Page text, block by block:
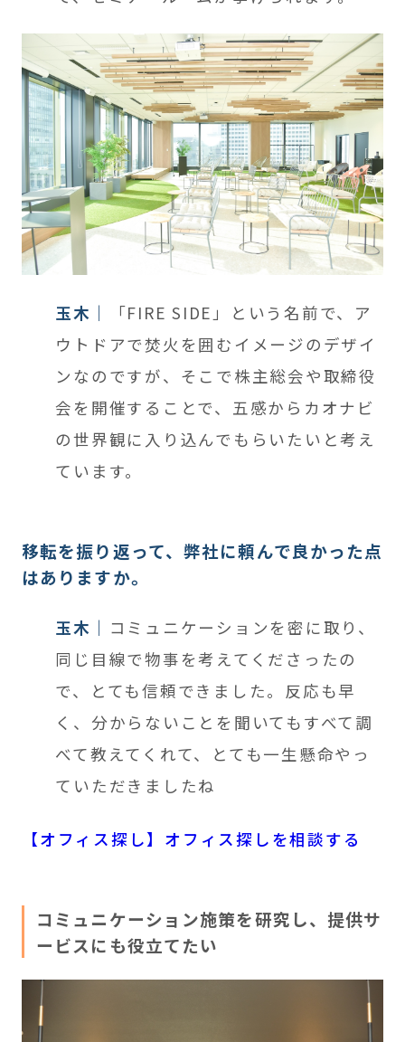
玉木
「FIRE SIDE」という名前で、ア
ウトドアで焚火を囲むイメージのデザイ
ンなのですが、そこで株主総会や取締役
会を開催することで、五感からカオナビ
の世界観に入り込んでもらいたいと考え
ています。
移転を振り返って、弊社に頼んで良かった点
はありますか。
玉木
コミュニケーションを密に取り、
同じ目線で物事を考えてくださったの
で、とても信頼できました。反応も早
く、分からないことを聞いてもすべて調
べて教えてくれて、とても一生懸命やっ
ていただきましたね
【オフィス探し】オフィス探しを相談する
コミュニケーション施策を研究し、提供サ
ービスにも役立てたい